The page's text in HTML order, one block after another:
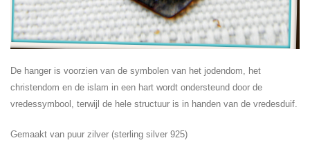
De hanger is voorzien van de symbolen van het jodendom, het
christendom en de islam in een hart wordt ondersteund door de
vredessymbool, terwijl de hele structuur is in handen van de vredesduif.
Gemaakt van puur zilver (sterling silver 925)